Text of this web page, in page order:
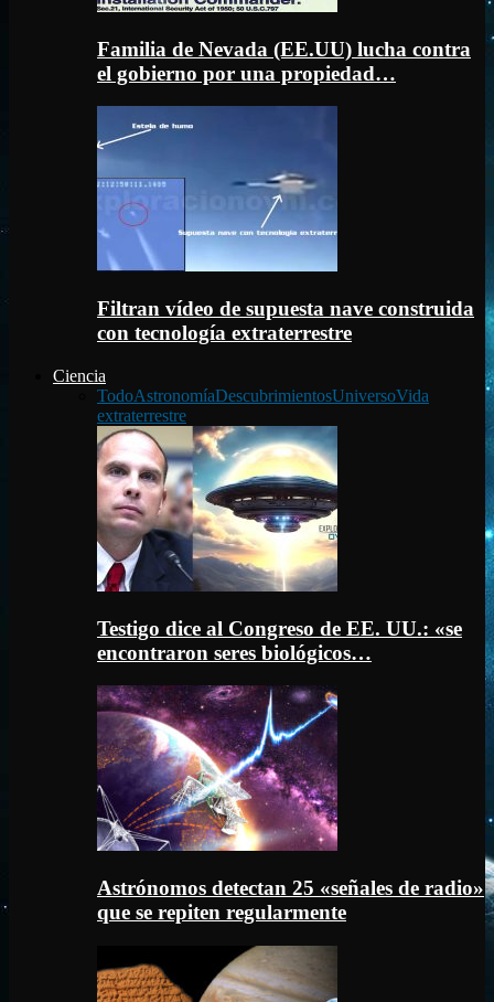
Familia de Nevada (EE.UU) lucha contra
el gobierno por una propiedad…
Filtran vídeo de supuesta nave construida
con tecnología extraterrestre
Ciencia
TodoAstronomíaDescubrimientosUniversoVida
extraterrestre
Testigo dice al Congreso de EE. UU.: «se
encontraron seres biológicos…
Astrónomos detectan 25 «señales de radio»
que se repiten regularmente